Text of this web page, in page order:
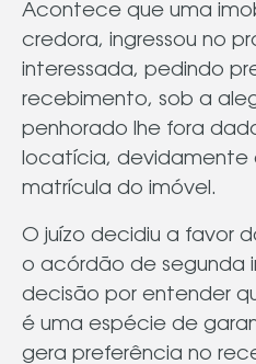
Acontece que uma
credora, ingressou no
interessada, pedindo
recebimento, sob a
penhorado lhe fora
locatícia, devidamente
matrícula do imóvel.
O juízo decidiu a favor
o acórdão de segunda
decisão por entender
é uma espécie de
gera preferência no